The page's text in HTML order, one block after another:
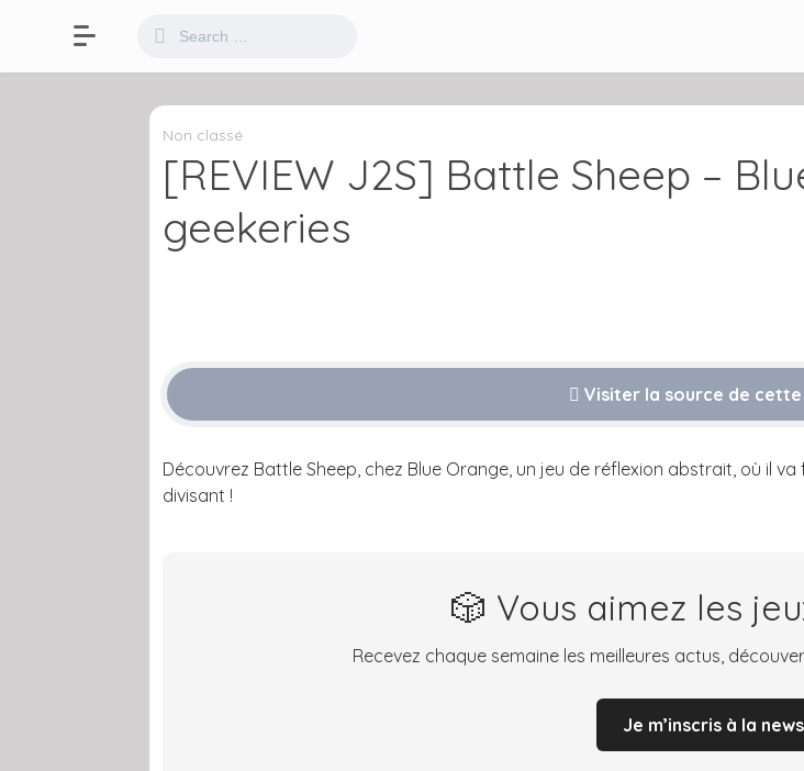
Non classé
[REVIEW J2S] Battle Sheep –
geekeries
Visiter la source de
Découvrez Battle Sheep, chez Blue Orange, un jeu de réflexion abstrait, où il
divisant !
🎲 Vous aimez les
Recevez chaque semaine les meilleures actus,
Je m’inscris à la